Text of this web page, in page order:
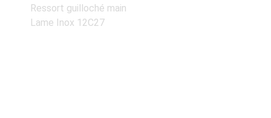
Ressort guilloché main
Lame Inox 12C27